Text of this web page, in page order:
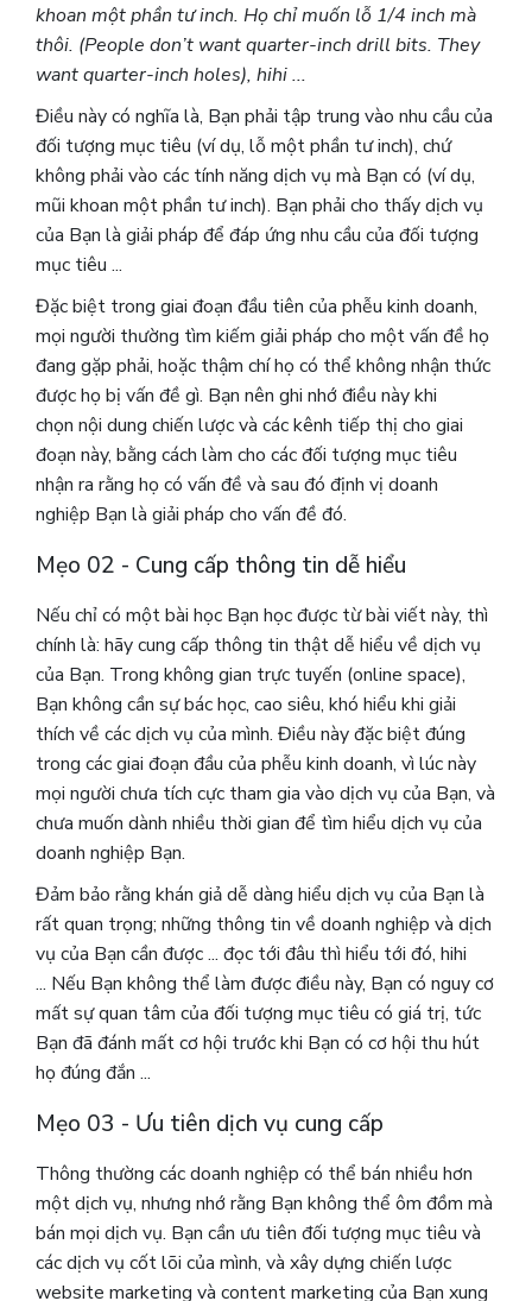
khoan một phần tư inch. Họ chỉ muốn lỗ 1/4 inch mà
thôi. (People don’t want quarter-inch drill bits. They
want quarter-inch holes), hihi ...
Điều này có nghĩa là, Bạn phải tập trung vào nhu cầu của
đối tượng mục tiêu (ví dụ, lỗ một phần tư inch), chứ
không phải vào các tính năng dịch vụ mà Bạn có (ví dụ,
mũi khoan một phần tư inch). Bạn phải cho thấy dịch vụ
của Bạn là giải pháp để đáp ứng nhu cầu của đối tượng
mục tiêu ...
Đặc biệt trong giai đoạn đầu tiên của phễu kinh doanh,
mọi người thường tìm kiếm giải pháp cho một vấn đề họ
đang gặp phải, hoặc thậm chí họ có thể không nhận thức
được họ bị vấn đề gì. Bạn nên ghi nhớ điều này khi
chọn nội dung chiến lược và các kênh tiếp thị cho giai
đoạn này, bằng cách làm cho các đối tượng mục tiêu
nhận ra rằng họ có vấn đề và sau đó định vị doanh
nghiệp Bạn là giải pháp cho vấn đề đó.
Mẹo 02 - Cung cấp thông tin dễ hiểu
Nếu chỉ có một bài học Bạn học được từ bài viết này, thì
chính là: hãy cung cấp thông tin thật dễ hiểu về dịch vụ
của Bạn. Trong không gian trực tuyến (online space),
Bạn không cần sự bác học, cao siêu, khó hiểu khi giải
thích về các dịch vụ của mình. Điều này đặc biệt đúng
trong các giai đoạn đầu của phễu kinh doanh, vì lúc này
mọi người chưa tích cực tham gia vào dịch vụ của Bạn, và
chưa muốn dành nhiều thời gian để tìm hiểu dịch vụ của
doanh nghiệp Bạn.
Đảm bảo rằng khán giả dễ dàng hiểu dịch vụ của Bạn là
rất quan trọng; những thông tin về doanh nghiệp và dịch
vụ của Bạn cần được ... đọc tới đâu thì hiểu tới đó, hihi
... Nếu Bạn không thể làm được điều này, Bạn có nguy cơ
mất sự quan tâm của đối tượng mục tiêu có giá trị, tức
Bạn đã đánh mất cơ hội trước khi Bạn có cơ hội thu hút
họ đúng đắn ...
Mẹo 03 - Ưu tiên dịch vụ cung cấp
Thông thường các doanh nghiệp có thể bán nhiều hơn
một dịch vụ, nhưng nhớ rằng Bạn không thể ôm đồm mà
bán mọi dịch vụ. Bạn cần ưu tiên đối tượng mục tiêu và
các dịch vụ cốt lõi của mình, và xây dựng chiến lược
website marketing và content marketing của Bạn xung